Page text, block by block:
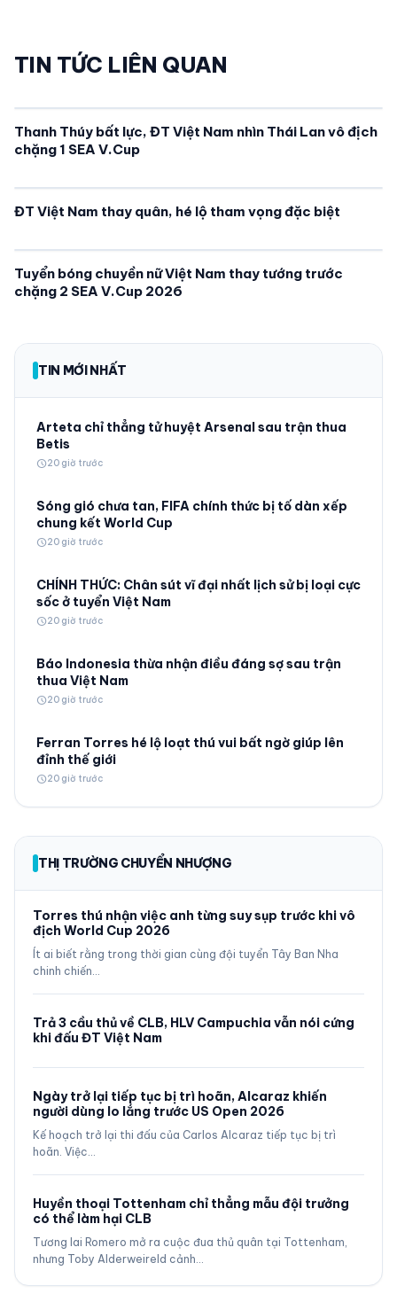
TIN TỨC LIÊN QUAN
Thanh Thúy bất lực, ĐT Việt Nam nhìn Thái Lan vô địch
chặng 1 SEA V.Cup
ĐT Việt Nam thay quân, hé lộ tham vọng đặc biệt
Tuyển bóng chuyền nữ Việt Nam thay tướng trước
chặng 2 SEA V.Cup 2026
TIN MỚI NHẤT
Arteta chỉ thẳng tử huyệt Arsenal sau trận thua
Betis
schedule20 giờ trước
Sóng gió chưa tan, FIFA chính thức bị tố dàn xếp
chung kết World Cup
schedule20 giờ trước
CHÍNH THỨC: Chân sút vĩ đại nhất lịch sử bị loại cực
sốc ở tuyển Việt Nam
schedule20 giờ trước
Báo Indonesia thừa nhận điều đáng sợ sau trận
thua Việt Nam
schedule20 giờ trước
Ferran Torres hé lộ loạt thú vui bất ngờ giúp lên
đỉnh thế giới
schedule20 giờ trước
THỊ TRƯỜNG CHUYỂN NHƯỢNG
Torres thú nhận việc anh từng suy sụp trước khi vô
địch World Cup 2026
Ít ai biết rằng trong thời gian cùng đội tuyển Tây Ban Nha
chinh chiến…
Trả 3 cầu thủ về CLB, HLV Campuchia vẫn nói cứng
khi đấu ĐT Việt Nam
Ngày trở lại tiếp tục bị trì hoãn, Alcaraz khiến
người dùng lo lắng trước US Open 2026
Kế hoạch trở lại thi đấu của Carlos Alcaraz tiếp tục bị trì
hoãn. Việc…
Huyền thoại Tottenham chỉ thẳng mẫu đội trưởng
có thể làm hại CLB
Tương lai Romero mở ra cuộc đua thủ quân tại Tottenham,
nhưng Toby Alderweireld cảnh…